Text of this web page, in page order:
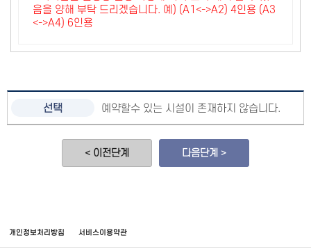
음을 양해 부탁 드리겠습니다. 예) (A1<->A2) 4인용 (A3
<->A4) 6인용
예약할수 있는 시설이 존재하지 않습니다.
< 이전단계 다음단계 >
개인정보처리방침 서비스이용약관